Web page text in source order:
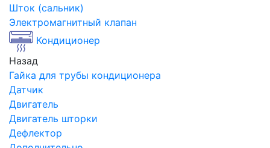
Шток (сальник)
Электромагнитный клапан
Кондиционер
Назад
Гайка для трубы кондиционера
Датчик
Двигатель
Двигатель шторки
Дефлектор